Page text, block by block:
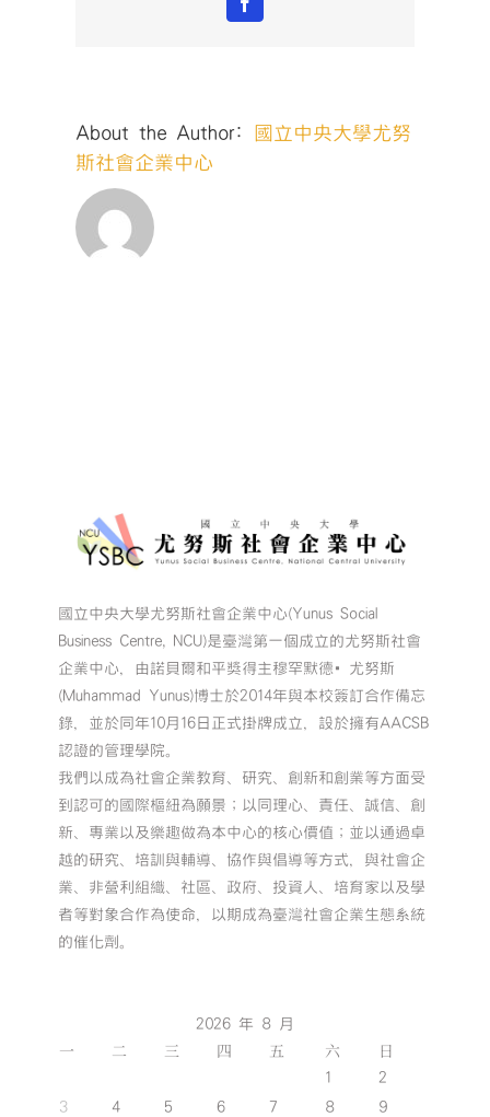
Facebook
About the Author:
國立中央大學尤努
斯社會企業中心
國立中央大學尤努斯社會企業中心(Yunus Social
Business Centre, NCU)是臺灣第一個成立的尤努斯社會
企業中心，由諾貝爾和平獎得主穆罕默德•尤努斯
(Muhammad Yunus)博士於2014年與本校簽訂合作備忘
錄，並於同年10月16日正式掛牌成立，設於擁有AACSB
認證的管理學院。
我們以成為社會企業教育、研究、創新和創業等方面受
到認可的國際樞紐為願景；以同理心、責任、誠信、創
新、專業以及樂趣做為本中心的核心價值；並以通過卓
越的研究、培訓與輔導、協作與倡導等方式，與社會企
業、非營利組織、社區、政府、投資人、培育家以及學
者等對象合作為使命，以期成為臺灣社會企業生態系統
的催化劑。
2026 年 8 月
一 二 三 四 五 六 日
1
2
3
4 5 6 7 8
9